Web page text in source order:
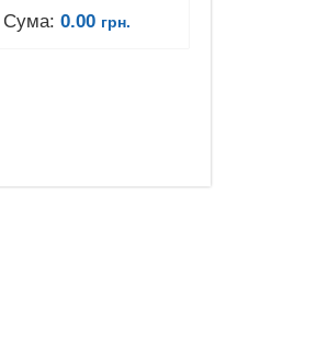
Сума: 0.00 грн.